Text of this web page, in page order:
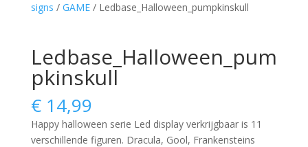
signs / GAME/ Ledbase_Halloween_pumpkinskull
Ledbase_Halloween_pum
pkinskull
€14,99
Happy halloween serie Led display verkrijgbaar is 11
verschillende figuren. Dracula, Gool, Frankensteins